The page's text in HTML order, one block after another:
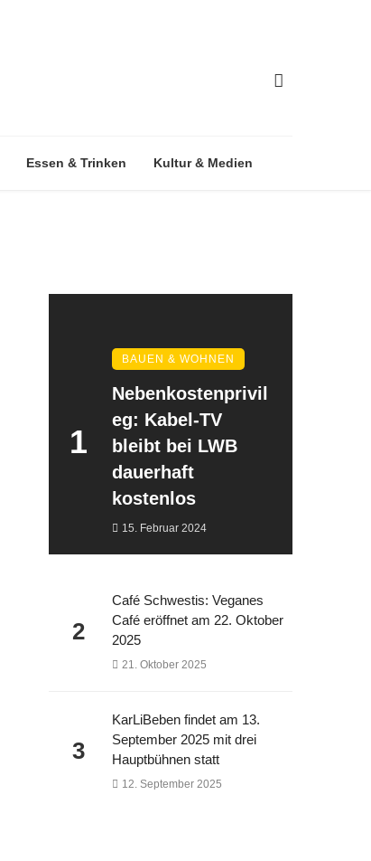
Essen & Trinken Kultur & Medien
1
BAUEN & WOHNEN
Nebenkostenprivil
eg: Kabel-TV
bleibt bei LWB
dauerhaft
kostenlos
15. Februar 2024
2
Café Schwestis: Veganes
Café eröffnet am 22. Oktober
2025
21. Oktober 2025
3
KarLiBeben findet am 13.
September 2025 mit drei
Hauptbühnen statt
12. September 2025